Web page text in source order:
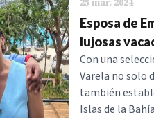
25 mar. 2024
Esposa de
lujosas
Con una
Varela no solo
también
Islas de la